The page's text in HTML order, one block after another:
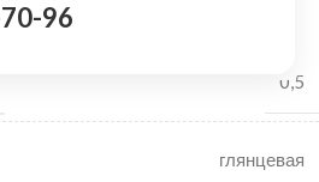
96
0,5
глянцевая